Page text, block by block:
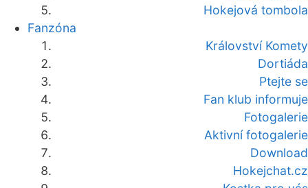
Hokejová tombola
Fanzóna
Království Komety
Dortiáda
Ptejte se
Fan klub informuje
Fotogalerie
Aktivní fotogalerie
Download
Hokejchat.cz